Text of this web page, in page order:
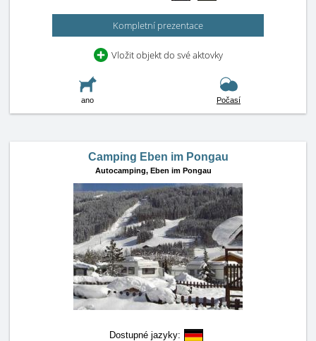
Kompletní prezentace
Vložit objekt do své aktovky
ano Počasí
Camping Eben im Pongau
Autocamping, Eben im Pongau
Dostupné jazyky: